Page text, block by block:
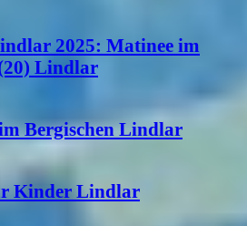
2025: Matinee im
Lindlar
Bergischen Lindlar
Kinder Lindlar